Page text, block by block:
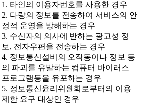
1. 타인의 이용자번호를 사용한 경우
2. 다량의 정보를 전송하여 서비스의 안
정적 운영을 방해하는 경우
3. 수신자의 의사에 반하는 광고성 정
보, 전자우편을 전송하는 경우
4. 정보통신설비의 오작동이나 정보 등
의 파괴를 유발하는 컴퓨터 바이러스
프로그램등을 유포하는 경우
5. 정보통신윤리위원회로부터의 이용
제한 요구 대상인 경우